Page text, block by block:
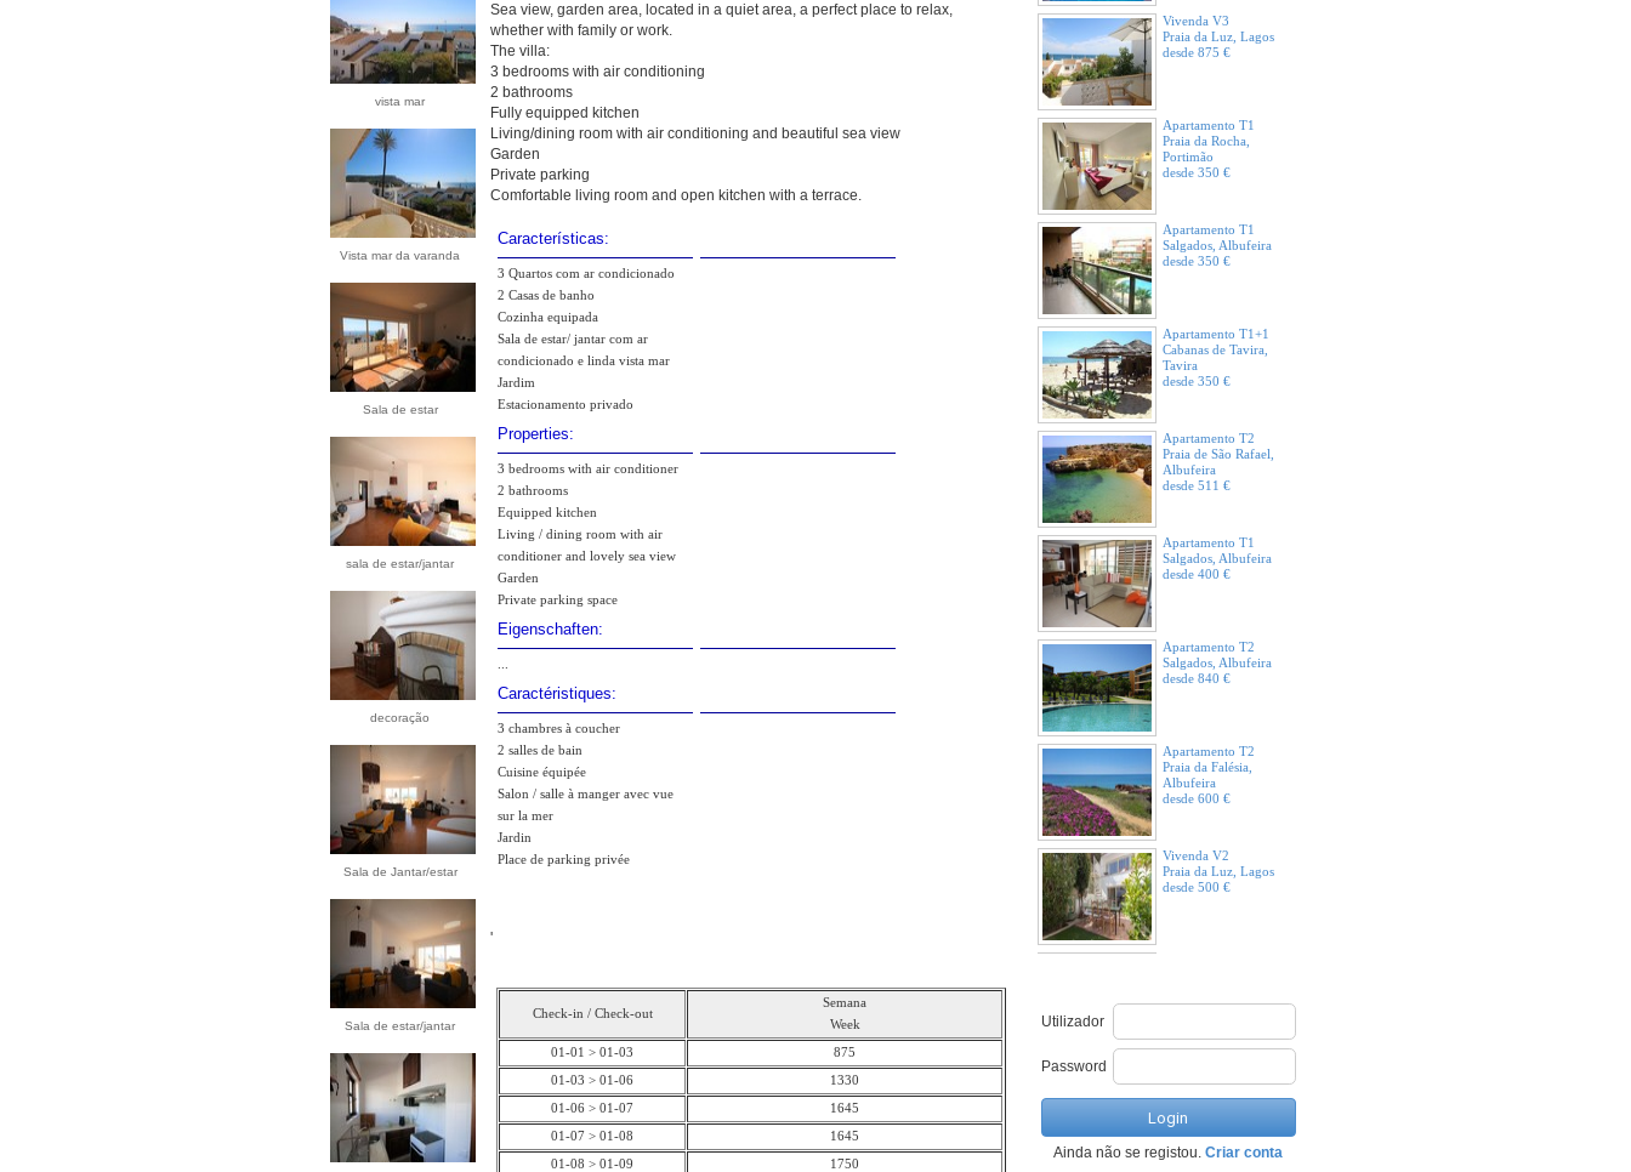
Vivenda V3
Praia da Luz, Lagos
desde 875 €
Apartamento T1
Praia da Rocha,
Portimão
desde 350 €
Apartamento T1
Salgados, Albufeira
desde 350 €
Apartamento T1+1
Cabanas de Tavira,
Tavira
desde 350 €
Apartamento T2
Praia de São Rafael,
Albufeira
desde 511 €
Apartamento T1
Salgados, Albufeira
desde 400 €
Apartamento T2
Salgados, Albufeira
desde 840 €
Apartamento T2
Praia da Falésia,
Albufeira
desde 600 €
Vivenda V2
Praia da Luz, Lagos
desde 500 €
desde 875 €
Utilizador
Password
Ainda não se registou. Criar conta
vista mar
Vista mar da varanda
Sala de estar
sala de estar/jantar
decoração
Sala de Jantar/estar
Sala de estar/jantar
Sea view, garden area, located in a quiet area, a perfect place to relax,
whether with family or work.
The villa:
3 bedrooms with air conditioning
2 bathrooms
Fully equipped kitchen
Living/dining room with air conditioning and beautiful sea view
Garden
Private parking
Comfortable living room and open kitchen with a terrace.
Características:
3 Quartos com ar condicionado
2 Casas de banho
Cozinha equipada
Sala de estar/ jantar com ar
condicionado e linda vista mar
Jardim
Estacionamento privado
Properties:
3 bedrooms with air conditioner
2 bathrooms
Equipped kitchen
Living / dining room with air
conditioner and lovely sea view
Garden
Private parking space
Eigenschaften:
Caractéristiques:
3 chambres à coucher
2 salles de bain
Cuisine équipée
Salon / salle à manger avec vue
sur la mer
Jardin
Place de parking privée
'
Check-in / Check-out
Semana
Week
01-01 > 01-03 875
01-03 > 01-06 1330
01-06 > 01-07 1645
01-07 > 01-08 1645
01-08 > 01-09 1750